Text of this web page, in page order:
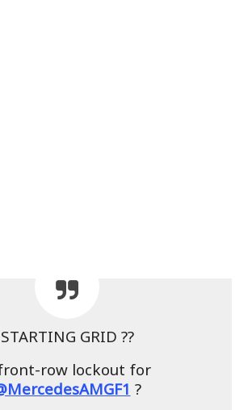
STARTING GRID ??
row lockout for
?